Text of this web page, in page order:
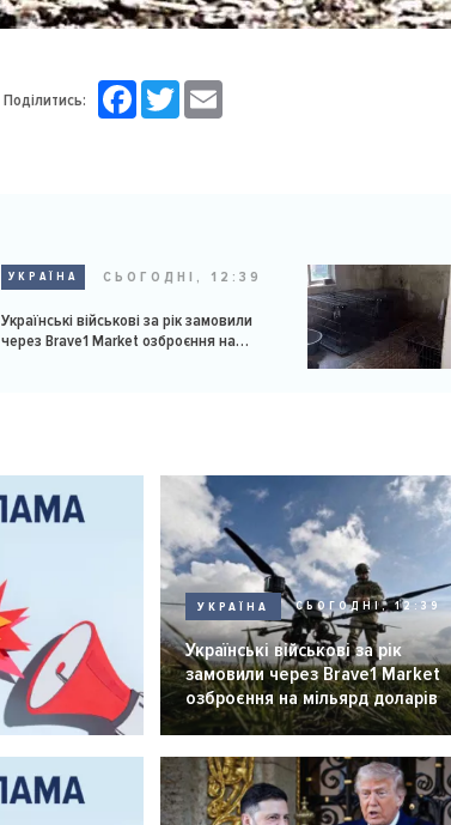
Поділитись: FacebookTwitter
УКРАЇНА СЬОГОДНІ, 12:39
Українські військові за рік замовили
через Brave1 Market озброєння на
УКРАЇНА СЬОГОДНІ, 12:39
Українські військові за рік
замовили через Brave1 Market
озброєння на мільярд доларів